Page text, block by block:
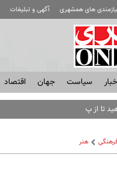
های همشهری آگهی و تبلیغات
سياست جهان اقتصاد
هنر